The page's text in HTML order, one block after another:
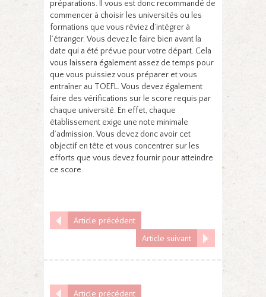
préparations. Il vous est donc recommandé de
commencer à choisir les universités ou les
formations que vous rêviez d’intégrer à
l’étranger. Vous devez le faire bien avant la
date qui a été prévue pour votre départ. Cela
vous laissera également assez de temps pour
que vous puissiez vous préparer et vous
entraîner au TOEFL. Vous devez également
faire des vérifications sur le score requis par
chaque université. En effet, chaque
établissement exige une note minimale
d’admission. Vous devez donc avoir cet
objectif en tête et vous concentrer sur les
efforts que vous devez fournir pour atteindre
ce score.
Article précédent
Article suivant
Article précédent